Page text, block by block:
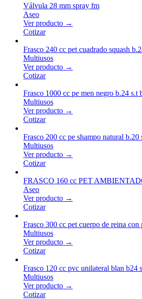
Válvula 28 mm spray fm
Aseo
Ver producto →
Cotizar
Frasco 240 cc pet cuadrado squash
Multiusos
Ver producto →
Cotizar
Frasco 1000 cc pe men negro b.24 s.t
Multiusos
Ver producto →
Cotizar
Frasco 200 cc pe shampo natural b.20
Multiusos
Ver producto →
Cotizar
FRASCO 160 cc PET
Aseo
Ver producto →
Cotizar
Frasco 300 cc pet cuerpo de reina con
Multiusos
Ver producto →
Cotizar
Frasco 120 cc pvc unilateral blan b24 s
Multiusos
Ver producto →
Cotizar